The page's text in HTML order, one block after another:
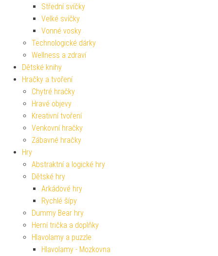
Střední svíčky
Velké svíčky
Vonné vosky
Technologické dárky
Wellness a zdraví
Dětské knihy
Hračky a tvoření
Chytré hračky
Hravé objevy
Kreativní tvoření
Venkovní hračky
Zábavné hračky
Hry
Abstraktní a logické hry
Dětské hry
Arkádové hry
Rychlé šípy
Dummy Bear hry
Herní trička a doplňky
Hlavolamy a puzzle
Hlavolamy - Mozkovna